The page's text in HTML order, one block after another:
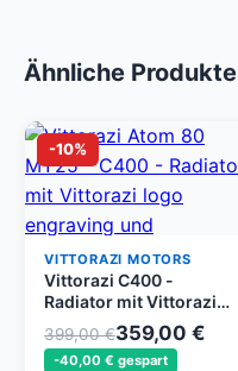
Ähnliche Produkte
-10%
VITTORAZI MOTORS
Vittorazi C400 -
Radiator mit Vittorazi
logo engraving und
Befestigung Set
399,00 €359,00 €
-40,00 € gespart